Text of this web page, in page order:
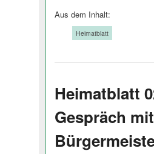
Aus dem Inhalt:
Heimatblatt
Heimatblatt
Gespräch